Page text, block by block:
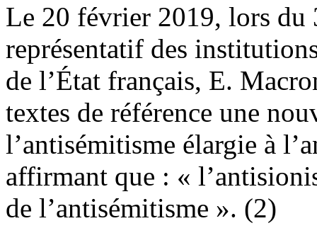
Le 20 février 2019, lors du
représentatif des
de l’État français, E.
textes de référence une
l’antisémitisme élargie à
affirmant que : «
de l’antisémitisme ». (2)